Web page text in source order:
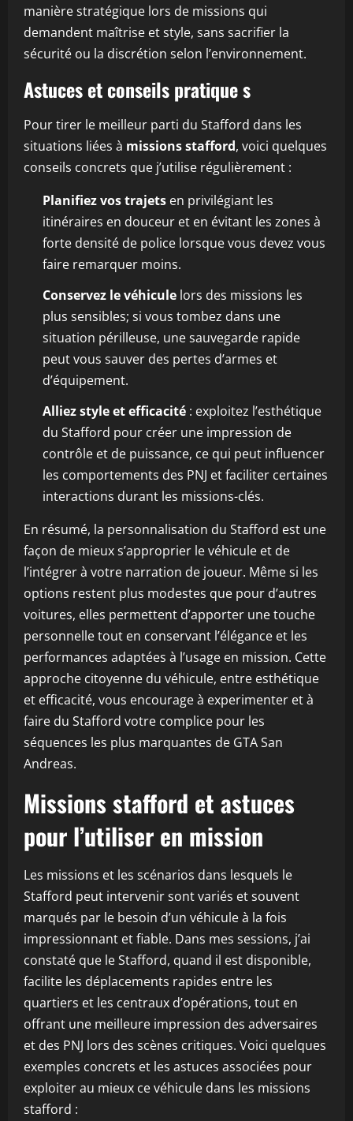
manière stratégique lors de missions qui
demandent maîtrise et style, sans sacrifier la
sécurité ou la discrétion selon l’environnement.
Astuces et conseils pratique s
Pour tirer le meilleur parti du Stafford dans les
situations liées à missions stafford, voici quelques
conseils concrets que j’utilise régulièrement :
Planifiez vos trajets en privilégiant les
itinéraires en douceur et en évitant les zones à
forte densité de police lorsque vous devez vous
faire remarquer moins.
Conservez le véhicule lors des missions les
plus sensibles; si vous tombez dans une
situation périlleuse, une sauvegarde rapide
peut vous sauver des pertes d’armes et
d’équipement.
Alliez style et efficacité : exploitez l’esthétique
du Stafford pour créer une impression de
contrôle et de puissance, ce qui peut influencer
les comportements des PNJ et faciliter certaines
interactions durant les missions-clés.
En résumé, la personnalisation du Stafford est une
façon de mieux s’approprier le véhicule et de
l’intégrer à votre narration de joueur. Même si les
options restent plus modestes que pour d’autres
voitures, elles permettent d’apporter une touche
personnelle tout en conservant l’élégance et les
performances adaptées à l’usage en mission. Cette
approche citoyenne du véhicule, entre esthétique
et efficacité, vous encourage à experimenter et à
faire du Stafford votre complice pour les
séquences les plus marquantes de GTA San
Andreas.
Missions stafford et astuces
pour l’utiliser en mission
Les missions et les scénarios dans lesquels le
Stafford peut intervenir sont variés et souvent
marqués par le besoin d’un véhicule à la fois
impressionnant et fiable. Dans mes sessions, j’ai
constaté que le Stafford, quand il est disponible,
facilite les déplacements rapides entre les
quartiers et les centraux d’opérations, tout en
offrant une meilleure impression des adversaires
et des PNJ lors des scènes critiques. Voici quelques
exemples concrets et les astuces associées pour
exploiter au mieux ce véhicule dans les missions
stafford :